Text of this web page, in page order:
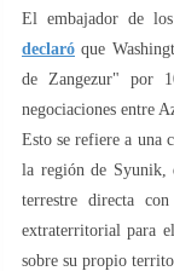
El embajador de
declaró que
de Zangezur" por
negociaciones entre
Esto se refiere a una
la región de Syunik,
terrestre directa
extraterritorial para
sobre su propio